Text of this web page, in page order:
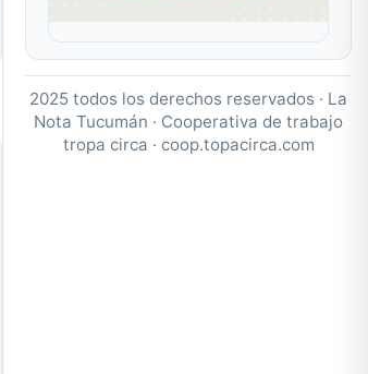
2025 todos los derechos reservados · La
Nota Tucumán · Cooperativa de trabajo
tropa circa · coop.topacirca.com